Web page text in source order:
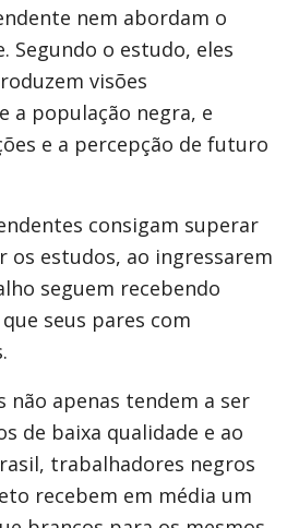
nem abordam o
Segundo o estudo, eles
visões
a população negra, e
e a percepção de futuro
consigam superar
os estudos, ao ingressarem
seguem recebendo
seus pares com
não apenas tendem a ser
de baixa qualidade e ao
trabalhadores negros
recebem em média um